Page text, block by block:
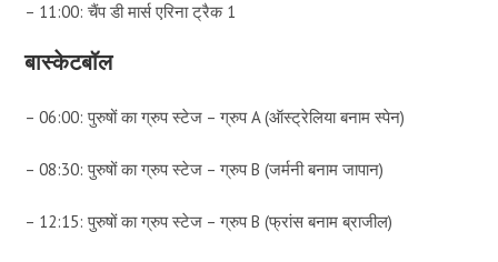
– 11:00: चैंप डी मार्स एरिना ट्रैक 1
बास्केटबॉल
– 06:00: पुरुषों का ग्रुप स्टेज – ग्रुप A (ऑस्ट्रेलिया बनाम स्पेन)
– 08:30: पुरुषों का ग्रुप स्टेज – ग्रुप B (जर्मनी बनाम जापान)
– 12:15: पुरुषों का ग्रुप स्टेज – ग्रुप B (फ्रांस बनाम ब्राजील)